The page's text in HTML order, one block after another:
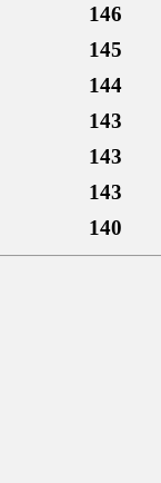
146
145
144
143
143
143
140